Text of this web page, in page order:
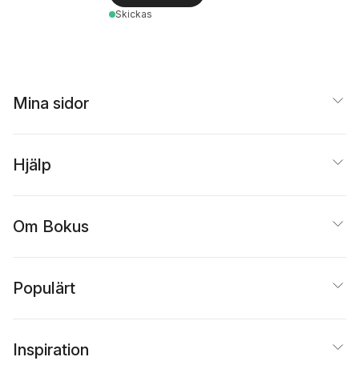
Skickas
Mina sidor
Hjälp
Om Bokus
Populärt
Inspiration